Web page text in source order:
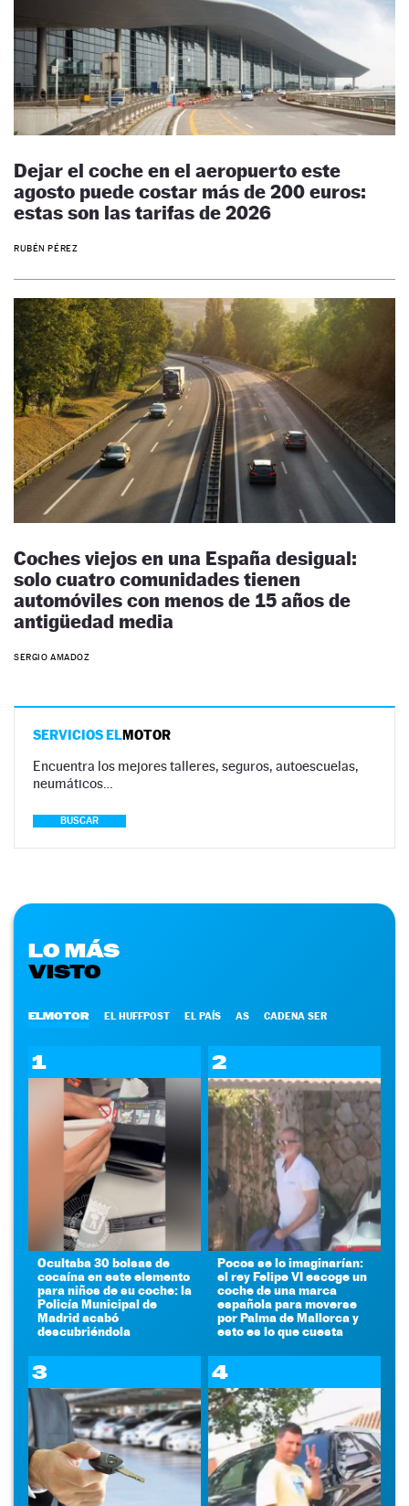
Dejar el coche en el aeropuerto este
agosto puede costar más de 200 euros:
estas son las tarifas de 2026
RUBÉN PÉREZ
Coches viejos en una España desigual:
solo cuatro comunidades tienen
automóviles con menos de 15 años de
antigüedad media
SERGIO AMADOZ
SERVICIOS ELMOTOR
Encuentra los mejores talleres, seguros, autoescuelas,
neumáticos…
BUSCAR
LO MÁS
VISTO
ELMOTOR EL HUFFPOST EL PAÍS AS CADENA SER
1
Ocultaba 30 bolsas de
cocaína en este elemento
para niños de su coche: la
Policía Municipal de
Madrid acabó
descubriéndola
2
Pocos se lo imaginarían:
el rey Felipe VI escoge un
coche de una marca
española para moverse
por Palma de Mallorca y
esto es lo que cuesta
3 4